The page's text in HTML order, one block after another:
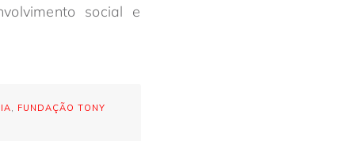
social e
, FUNDAÇÃO TONY